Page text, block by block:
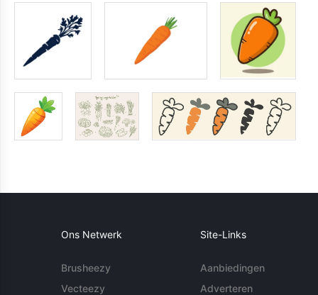
Ons Netwerk
Brusheezy
Vecteezy
Site-Links
Aanbiedingen
Adverteren